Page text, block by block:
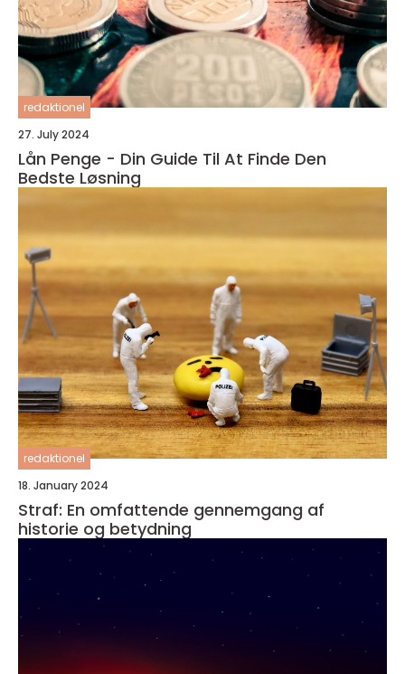
redaktionel
27. July 2024
Lån Penge - Din Guide Til At Finde Den
Bedste Løsning
redaktionel
18. January 2024
Straf: En omfattende gennemgang af
historie og betydning